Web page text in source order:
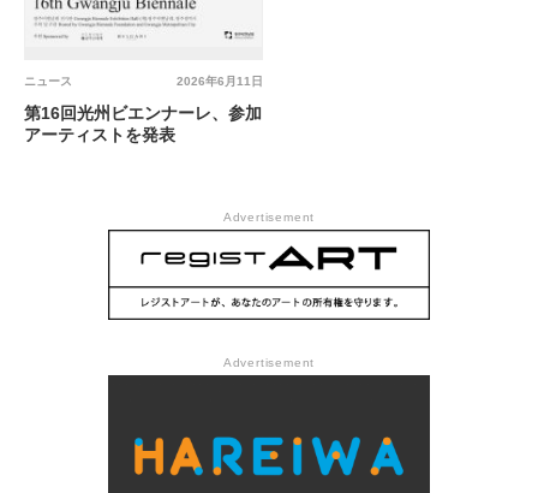
2026年6月11日
ニュース
第16回光州ビエンナーレ、参加
アーティストを発表
Advertisement
Advertisement